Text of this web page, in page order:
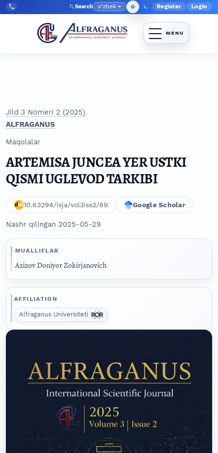
Skip to main navigation menu
Skip to main content
Skip to site footer
Tel:
+998903350930 Search Language
o‘zbek Admin
Register Login
Jild 3 Nomeri 2 (2025)
ALFRAGANUS
Maqolalar
ARTEMISA JUNCEA YER USTKI
QISMI UGLEVOD TARKIBI
10.63294/isja/vol3iss2/89 Google Scholar
Nashr qilingan 2025-05-29
MUALLIFLAR
Azizov Doniyor Zokirjanovich
AFFILIATION
Alfraganus Universiteti